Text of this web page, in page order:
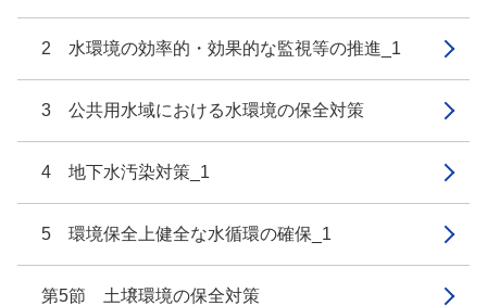
2 水環境の効率的・効果的な監視等の推進_1
3 公共用水域における水環境の保全対策
4 地下水汚染対策_1
5 環境保全上健全な水循環の確保_1
第5節 土壌環境の保全対策